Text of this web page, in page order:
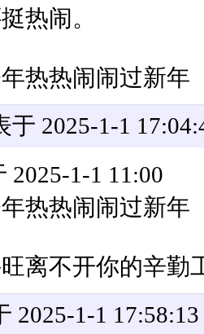
热闹。
热热闹闹过新年
2025-1-1
2025-1-1 11:00
热热闹闹过新年
离不开你的辛勤
2025-1-1 17:58:13